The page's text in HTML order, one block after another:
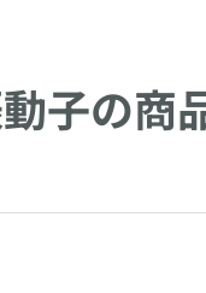
子の商